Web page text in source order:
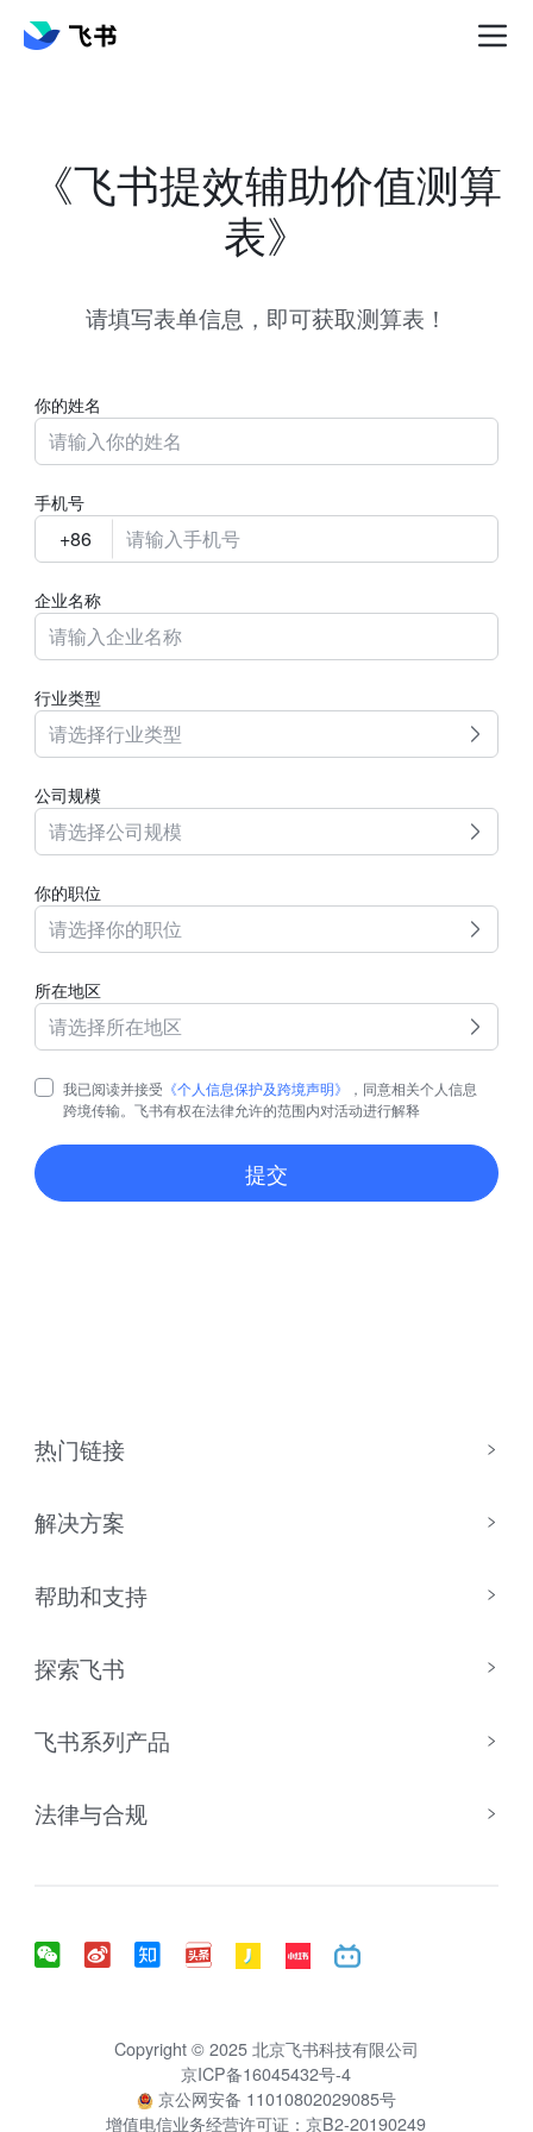
《飞书提效辅助价值测算
表》
请填写表单信息，即可获取测算表！
你的姓名
手机号
企业名称
行业类型
请选择行业类型
公司规模
请选择公司规模
你的职位
请选择你的职位
所在地区
请选择所在地区
我已阅读并接受 《个人信息保护及跨境声明》
，同意相关个人信息
跨境传输。飞书有权在法律允许的范围内对活动进行解释
提交
热门链接
解决方案
帮助和支持
探索飞书
飞书系列产品
法律与合规
Copyright © 2025 北京飞书科技有限公司
京ICP备16045432号-4
京公网安备 11010802029085号
增值电信业务经营许可证：京B2-20190249